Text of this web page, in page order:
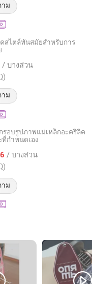
ม
สไตล์ทันสมัยสำหรับการ
/ บางส่วน
ม
2025
รอบรูปภาพแม่เหล็กอะคริลิค
กำหนดเอง
/ บางส่วน
ม